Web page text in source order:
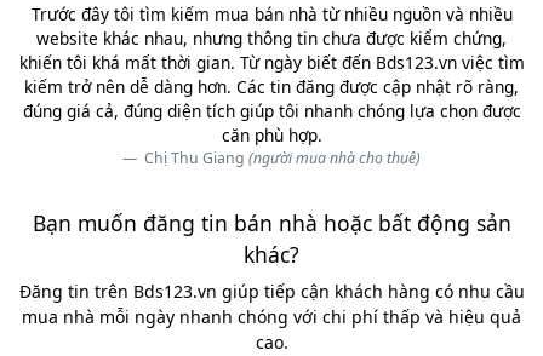
Trước đây tôi tìm kiếm mua bán nhà từ nhiều nguồn và nhiều
website khác nhau, nhưng thông tin chưa được kiểm chứng,
khiến tôi khá mất thời gian. Từ ngày biết đến Bds123.vn việc tìm
kiếm trở nên dễ dàng hơn. Các tin đăng được cập nhật rõ ràng,
đúng giá cả, đúng diện tích giúp tôi nhanh chóng lựa chọn được
căn phù hợp.
Chị Thu Giang (người mua nhà cho thuê)
Bạn muốn đăng tin bán nhà hoặc bất động sản
khác?
Đăng tin trên Bds123.vn giúp tiếp cận khách hàng có nhu cầu
mua nhà mỗi ngày nhanh chóng với chi phí thấp và hiệu quả
cao.